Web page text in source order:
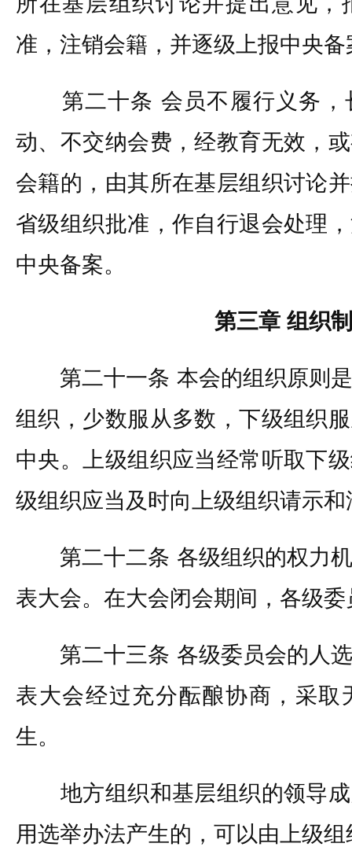
准，注销会籍，并逐级上报中央备
第二十条 会员不履行义务，
动、不交纳会费，经教育无效，
会籍的，由其所在基层组织讨论
省级组织批准，作自行退会处理
中央备案。
第三章 组织
第二十一条 本会的组织原则是
组织，少数服从多数，下级组织
中央。上级组织应当经常听取下
级组织应当及时向上级组织请示
第二十二条 各级组织的权力机
表大会。在大会闭会期间，各级
第二十三条 各级委员会的人选
表大会经过充分酝酿协商，采取
生。
地方组织和基层组织的领导成
用选举办法产生的，可以由上级